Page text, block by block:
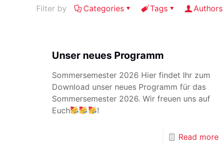
Filter by Categories Tags Authors
Unser neues Programm
Sommersemester 2026 Hier findet Ihr zum
Download unser neues Programm für das
Sommersemester 2026. Wir freuen uns auf
Euch
!
Read more